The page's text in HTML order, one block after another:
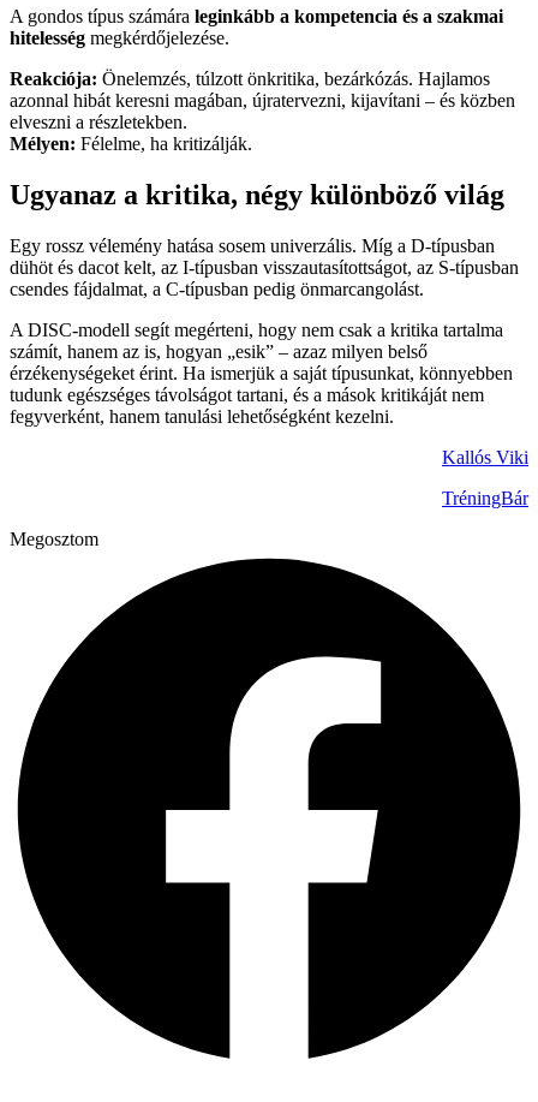
A gondos típus számára leginkább a kompetencia és a szakmai
hitelesség megkérdőjelezése.
Reakciója: Önelemzés, túlzott önkritika, bezárkózás. Hajlamos
azonnal hibát keresni magában, újratervezni, kijavítani – és közben
elveszni a részletekben.
Mélyen: Félelme, ha kritizálják.
Ugyanaz a kritika, négy különböző világ
Egy rossz vélemény hatása sosem univerzális. Míg a D-típusban
dühöt és dacot kelt, az I-típusban visszautasítottságot, az S-típusban
csendes fájdalmat, a C-típusban pedig önmarcangolást.
A DISC-modell segít megérteni, hogy nem csak a kritika tartalma
számít, hanem az is, hogyan „esik” – azaz milyen belső
érzékenységeket érint. Ha ismerjük a saját típusunkat, könnyebben
tudunk egészséges távolságot tartani, és a mások kritikáját nem
fegyverként, hanem tanulási lehetőségként kezelni.
Kallós Viki
TréningBár
Megosztom